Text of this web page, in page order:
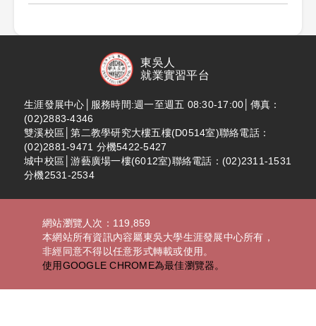
東吳人
就業實習平台
生涯發展中心│服務時間:週一至週五 08:30-17:00│傳真：
(02)2883-4346
雙溪校區│第二教學研究大樓五樓(D0514室)聯絡電話：
(02)2881-9471 分機5422-5427
城中校區│游藝廣場一樓(6012室)聯絡電話：(02)2311-1531
分機2531-2534
網站瀏覽人次：119,859
本網站所有資訊內容屬東吳大學生涯發展中心所有，
非經同意不得以任意形式轉載或使用。
使用GOOGLE CHROME為最佳瀏覽器。